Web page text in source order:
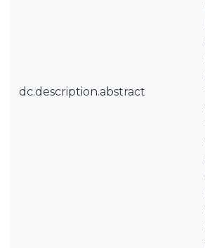
dc.description.abstract